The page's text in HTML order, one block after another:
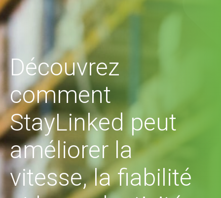
Découvrez
comment
StayLinked peut
améliorer la
vitesse, la fiabilité